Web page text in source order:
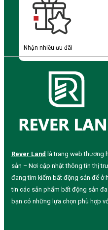
Nhận nhiều ưu đãi
Rever Land là trang web thương
sản – Nơi cập nhật thông tin thị
đang tìm kiếm bất động sản để ở
tin các sản phẩm bất động sản
bạn có những lựa chọn phù hợp